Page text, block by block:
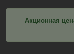
Акционная